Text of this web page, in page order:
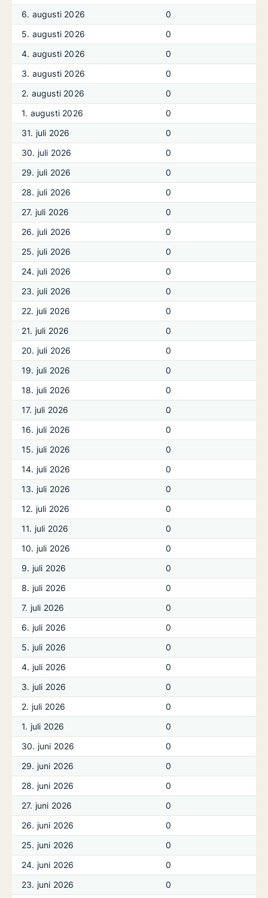
6. augusti 2026
0
5. augusti 2026
0
4. augusti 2026
0
3. augusti 2026
0
2. augusti 2026
0
1. augusti 2026
0
31. juli 2026
0
30. juli 2026
0
29. juli 2026
0
28. juli 2026
0
27. juli 2026
0
26. juli 2026
0
25. juli 2026
0
24. juli 2026
0
23. juli 2026
0
22. juli 2026
0
21. juli 2026
0
20. juli 2026
0
19. juli 2026
0
18. juli 2026
0
17. juli 2026
0
16. juli 2026
0
15. juli 2026
0
14. juli 2026
0
13. juli 2026
0
12. juli 2026
0
11. juli 2026
0
10. juli 2026
0
9. juli 2026
0
8. juli 2026
0
7. juli 2026
0
6. juli 2026
0
5. juli 2026
0
4. juli 2026
0
3. juli 2026
0
2. juli 2026
0
1. juli 2026
0
30. juni 2026
0
29. juni 2026
0
28. juni 2026
0
27. juni 2026
0
26. juni 2026
0
25. juni 2026
0
24. juni 2026
0
23. juni 2026
0